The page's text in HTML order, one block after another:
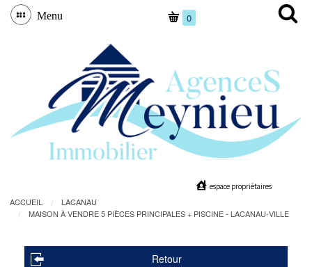
Menu 0
espace propriétaires
ACCUEIL
LACANAU
MAISON À VENDRE 5 PIÈCES PRINCIPALES + PISCINE - LACANAU-VILLE
Retour